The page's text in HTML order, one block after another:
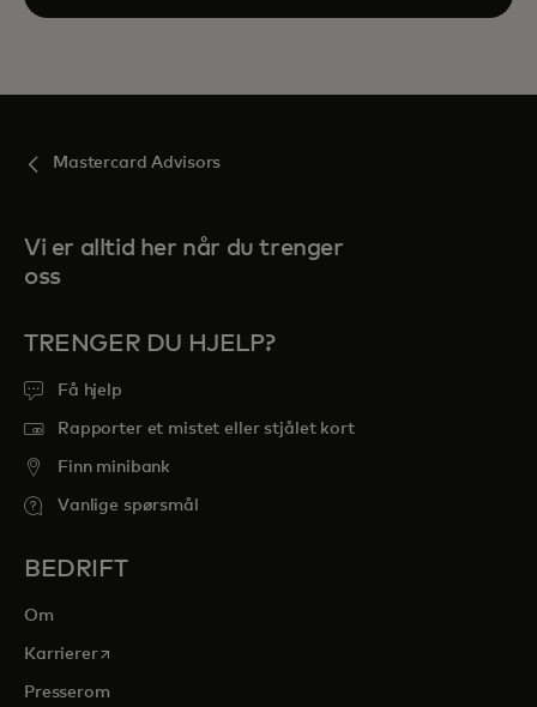
Mastercard Advisors
Vi er alltid her når du trenger
oss
TRENGER DU HJELP?
Få hjelp
Rapporter et mistet eller stjålet kort
Finn minibank
Vanlige spørsmål
BEDRIFT
Om
Karriereropens in a new tab
Presserom